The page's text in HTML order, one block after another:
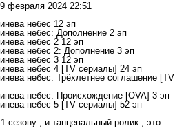
февраля 2024 22:51
небес 12 эп
небес: Дополнение 2 эп
небес 2 12 эп
небес 2: Дополнение 3 эп
небес 3 12 эп
небес 4 [TV сериалы] 24 эп
небес: Трёхлетнее соглашение [TV
небес: Происхождение [OVA] 3 эп
небес 5 [TV сериалы] 52 эп
сезону , и танцевальный ролик , это